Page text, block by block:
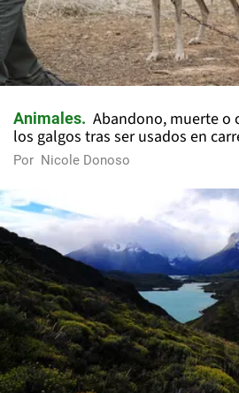
Animales
Abandono, muerte o
los galgos tras ser usados en
Por Nicole Donoso